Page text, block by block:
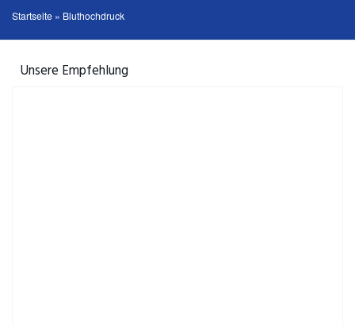
Startseite » Bluthochdruck
Unsere Empfehlung